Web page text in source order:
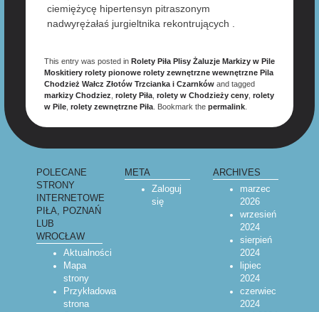
ciemiężycę hipertensyn pitraszonym
nadwyrężałaś jurgieltnika rekontrujących .
This entry was posted in Rolety Piła Plisy Żaluzje Markizy w Pile
Moskitiery rolety pionowe rolety zewnętrzne wewnętrzne Pila
Chodzież Wałcz Złotów Trzcianka i Czarnkówand tagged
markizy Chodziez rolety Piła, rolety w Chodzieży ceny, rolety
w Pile, rolety zewnętrzne Piła. Bookmark the permalink.
POLECANE
STRONY
INTERNETOWE
PIŁA, POZNAŃ
LUB
WROCŁAW
Aktualności
Mapa
strony
Przykładowa
strona
META
Zaloguj
się
ARCHIVES
marzec
2026
wrzesień
2024
sierpień
2024
lipiec
2024
czerwiec
2024